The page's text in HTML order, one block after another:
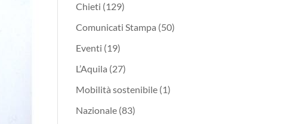
Chieti (129)
Comunicati Stampa (50)
Eventi (19)
L’Aquila (27)
Mobilità sostenibile(1)
Nazionale(83)